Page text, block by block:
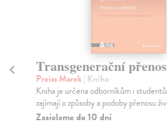
Transgenerační přenos
Preiss Marek| Kniha
Kniha je určena odborníkům i
zajímají o způsoby a podoby přenosu
Zasielame do 10 dní